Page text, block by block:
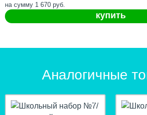
на сумму 1 670 руб.
купить
Аналогичные